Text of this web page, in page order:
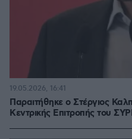
Παραιτήθηκε ο Στέργιος
Κεντρικής Επιτροπής του
19.05.2026, 16:41